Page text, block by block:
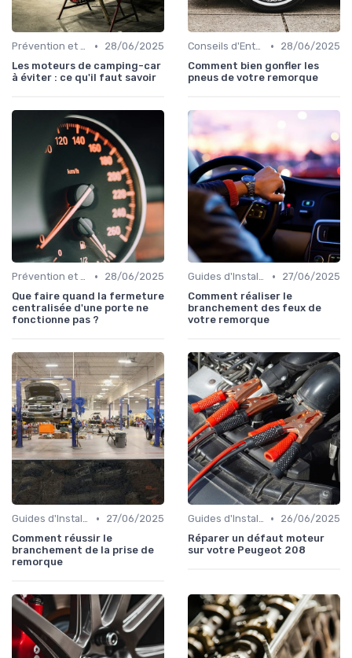
Prévention et Diagnostic des Pannes •
28/06/2025
Les moteurs de camping-car
à éviter : ce qu'il faut savoir
Conseils d'Entretien Auto •
28/06/2025
Comment bien gonfler les
pneus de votre remorque
Prévention et Diagnostic des Pannes •
28/06/2025
Que faire quand la fermeture
centralisée d'une porte ne
fonctionne pas ?
Guides d'Installation et de Réparation •
27/06/2025
Comment réaliser le
branchement des feux de
votre remorque
Guides d'Installation et de Réparation •
27/06/2025
Comment réussir le
branchement de la prise de
remorque
Guides d'Installation et de Réparation •
26/06/2025
Réparer un défaut moteur
sur votre Peugeot 208